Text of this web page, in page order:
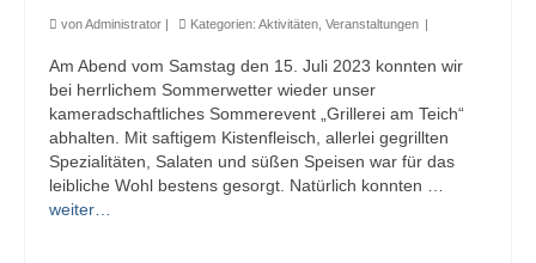
vonAdministrator | Kategorien: Aktivitäten Veranstaltungen |
Am Abend vom Samstag den 15. Juli 2023 konnten wir
bei herrlichem Sommerwetter wieder unser
kameradschaftliches Sommerevent „Grillerei am Teich“
abhalten. Mit saftigem Kistenfleisch, allerlei gegrillten
Spezialitäten, Salaten und süßen Speisen war für das
leibliche Wohl bestens gesorgt. Natürlich konnten …
weiter…